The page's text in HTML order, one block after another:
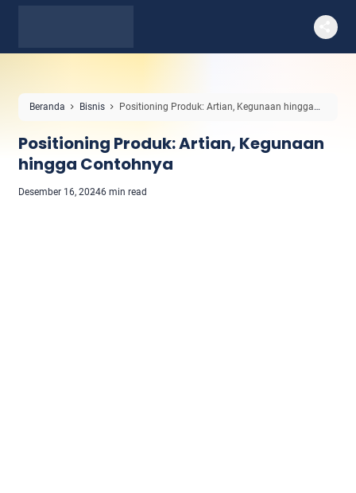
Beranda Bisnis
Positioning Produk: Artian, Kegunaan hingga
Positioning Produk: Artian, Kegunaan
hingga Contohnya
Desember 16, 20246 min read